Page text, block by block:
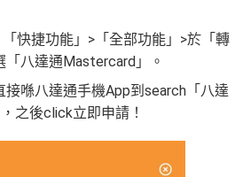
快捷功能」>「全部功能」>於「轉
「八達通Mastercard」。
接喺八達通手機App到search「八達
之後click立即申請！